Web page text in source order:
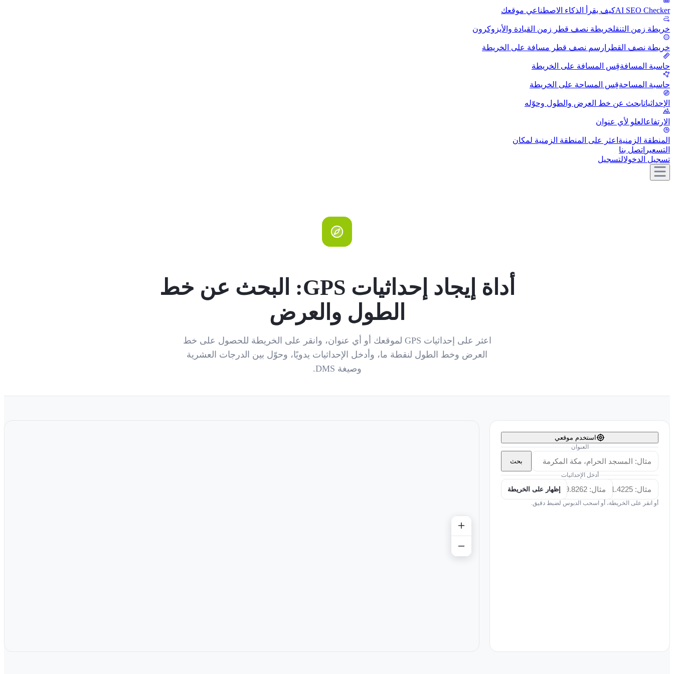
AI SEO Checkerكيف يقرأ الذكاء الاصطناعي موقعك
خريطة زمن التنقلخريطة نصف قطر زمن القيادة والأيزوكرون
خريطة نصف القطر ارسم نصف قطر مسافة على الخريطة
حاسبة المسافةقِس المسافة على الخريطة
حاسبة المساحةقِس المساحة على الخريطة
الإحداثياتابحث عن خط العرض والطول وحوّله
الارتفاعالعلو لأي عنوان
المنطقة الزمنية اعثر على المنطقة الزمنية لمكان
التسعير اتصل بنا
تسجيل الدخولالتسجيل
أداة إيجاد إحداثيات GPS: البحث عن خط
الطول والعرض
اعثر على إحداثيات GPS لموقعك أو أي عنوان، وانقر على الخريطة للحصول على خط
العرض وخط الطول لنقطة ما، وأدخل الإحداثيات يدويًا، وحوّل بين الدرجات العشرية
وصيغة DMS.
استخدم موقعي
العنوان
بحث
أدخل الإحداثيات
إظهار على الخريطة
أو انقر على الخريطة، أو اسحب الدبوس لضبط دقيق.